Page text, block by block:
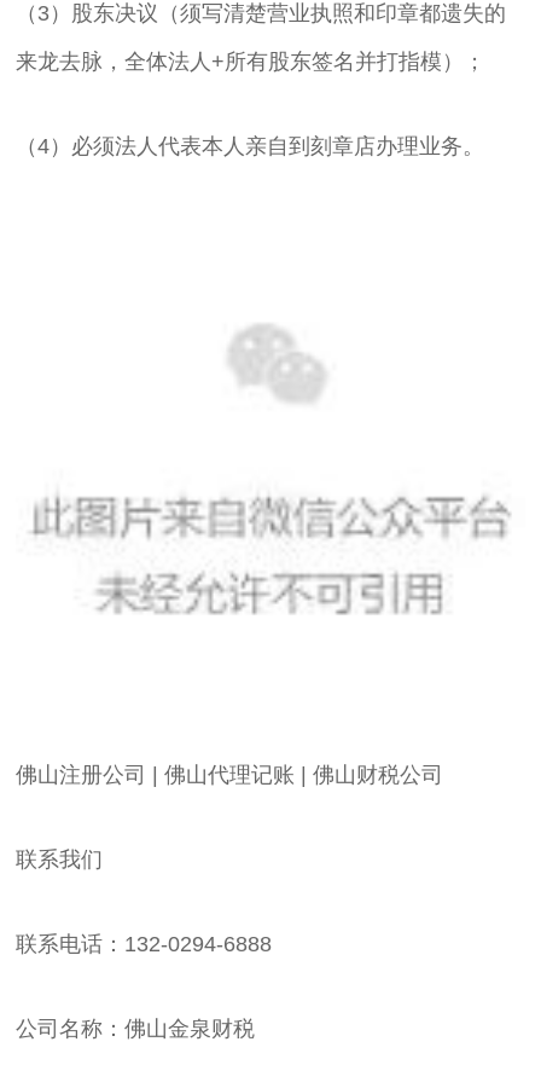
（3）股东决议（须写清楚营业执照和印章都遗失的
来龙去脉，全体法人+所有股东签名并打指模）；
（4）必须法人代表本人亲自到刻章店办理业务。
佛山注册公司 | 佛山代理记账 | 佛山财税公司
联系我们
联系电话：132-0294-6888
公司名称：佛山金泉财税